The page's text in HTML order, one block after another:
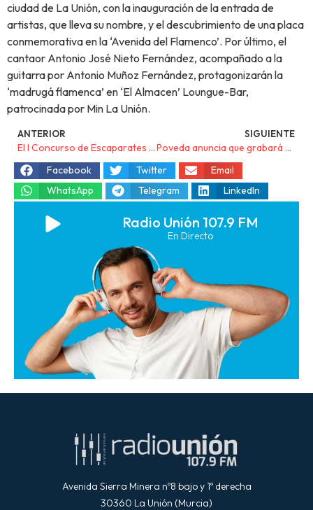
ciudad de La Unión, con la inauguración de la entrada de
artistas, que lleva su nombre, y el descubrimiento de una placa
conmemorativa en la ‘Avenida del Flamenco’. Por último, el
cantaor Antonio José Nieto Fernández, acompañado a la
guitarra por Antonio Muñoz Fernández, protagonizarán la
‘madrugá flamenca’ en ‘El Almacen’ Loungue-Bar,
patrocinada por Min La Unión.
ANTERIOR
El I Concurso de Escaparates del Cante de las Minas ya tiene ganadores
SIGUIENTE
Poveda anuncia que grabará un disco de cantes mineros en homenaje a La Unión
Facebook
Twitter
Email
WhatsApp
Telegram LinkedIn
Radio Unión 107.9 FM
En Directo
Avenida Sierra Minera nº8 bajo y 1º derecha
30360 La Unión (Murcia)